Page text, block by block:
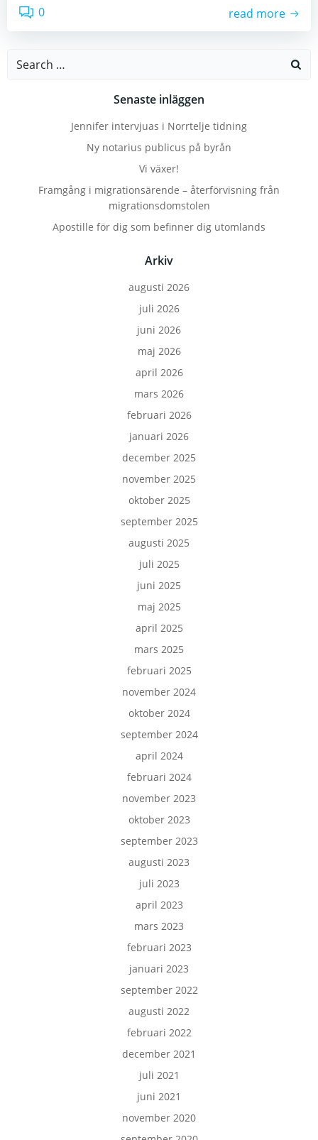
0 read more
Search
Senaste inläggen
Jennifer intervjuas i Norrtelje tidning
Ny notarius publicus på byrån
Vi växer!
Framgång i migrationsärende – återförvisning från
migrationsdomstolen
Apostille för dig som befinner dig utomlands
Arkiv
augusti 2026
juli 2026
juni 2026
maj 2026
april 2026
mars 2026
februari 2026
januari 2026
december 2025
november 2025
oktober 2025
september 2025
augusti 2025
juli 2025
juni 2025
maj 2025
april 2025
mars 2025
februari 2025
november 2024
oktober 2024
september 2024
april 2024
februari 2024
november 2023
oktober 2023
september 2023
augusti 2023
juli 2023
april 2023
mars 2023
februari 2023
januari 2023
september 2022
augusti 2022
februari 2022
december 2021
juli 2021
juni 2021
november 2020